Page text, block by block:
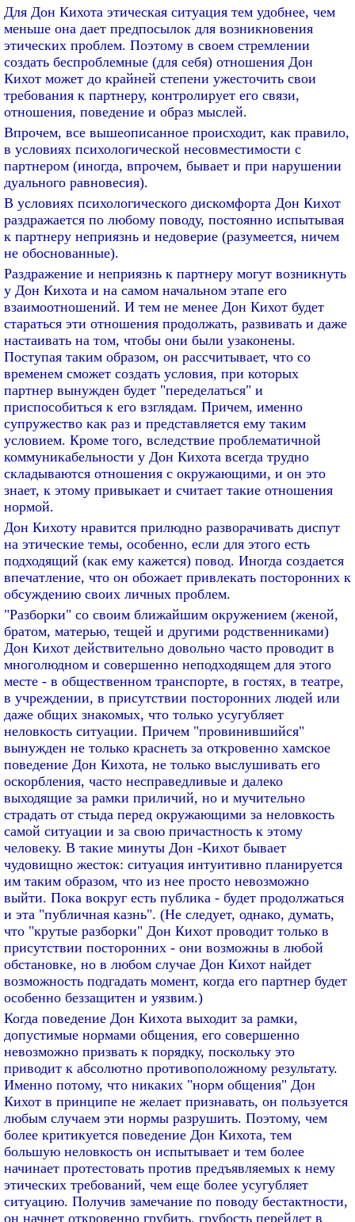
Для Дон Кихота этическая ситуация тем удобнее, чем
меньше она дает предпосылок для возникновения
этических проблем. Поэтому в своем стремлении
создать беспроблемные (для себя) отношения Дон
Кихот может до крайней степени ужесточить свои
требования к партнеру, контролирует его связи,
отношения, поведение и образ мыслей.
Впрочем, все вышеописанное происходит, как правило,
в условиях психологической несовместимости с
партнером (иногда, впрочем, бывает и при нарушении
дуального равновесия).
В условиях психологического дискомфорта Дон Кихот
раздражается по любому поводу, постоянно испытывая
к партнеру неприязнь и недоверие (разумеется, ничем
не обоснованные).
Раздражение и неприязнь к партнеру могут возникнуть
у Дон Кихота и на самом начальном этапе его
взаимоотношений. И тем не менее Дон Кихот будет
стараться эти отношения продолжать, развивать и даже
настаивать на том, чтобы они были узаконены.
Поступая таким образом, он рассчитывает, что со
временем сможет создать условия, при которых
партнер вынужден будет "переделаться" и
приспособиться к его взглядам. Причем, именно
супружество как раз и представляется ему таким
условием. Кроме того, вследствие проблематичной
коммуникабельности у Дон Кихота всегда трудно
складываются отношения с окружающими, и он это
знает, к этому привыкает и считает такие отношения
нормой.
Дон Кихоту нравится прилюдно разворачивать диспут
на этические темы, особенно, если для этого есть
подходящий (как ему кажется) повод. Иногда создается
впечатление, что он обожает привлекать посторонних к
обсуждению своих личных проблем.
"Разборки" со своим ближайшим окружением (женой,
братом, матерью, тещей и другими родственниками)
Дон Кихот действительно довольно часто проводит в
многолюдном и совершенно неподходящем для этого
месте - в общественном транспорте, в гостях, в театре,
в учреждении, в присутствии посторонних людей или
даже общих знакомых, что только усугубляет
неловкость ситуации. Причем "провинившийся"
вынужден не только краснеть за откровенно хамское
поведение Дон Кихота, не только выслушивать его
оскорбления, часто несправедливые и далеко
выходящие за рамки приличий, но и мучительно
страдать от стыда перед окружающими за неловкость
самой ситуации и за свою причастность к этому
человеку. В такие минуты Дон -Кихот бывает
чудовищно жесток: ситуация интуитивно планируется
им таким образом, что из нее просто невозможно
выйти. Пока вокруг есть публика - будет продолжаться
и эта "публичная казнь". (Не следует, однако, думать,
что "крутые разборки" Дон Кихот проводит только в
присутствии посторонних - они возможны в любой
обстановке, но в любом случае Дон Кихот найдет
возможность подгадать момент, когда его партнер будет
особенно беззащитен и уязвим.)
Когда поведение Дон Кихота выходит за рамки,
допустимые нормами общения, его совершенно
невозможно призвать к порядку, поскольку это
приводит к абсолютно противоположному результату.
Именно потому, что никаких "норм общения" Дон
Кихот в принципе не желает признавать, он пользуется
любым случаем эти нормы разрушить. Поэтому, чем
более критикуется поведение Дон Кихота, тем
большую неловкость он испытывает и тем более
начинает протестовать против предъявляемых к нему
этических требований, чем еще более усугубляет
ситуацию. Получив замечание по поводу бестактности,
он начнет откровенно грубить, грубость перейдет в